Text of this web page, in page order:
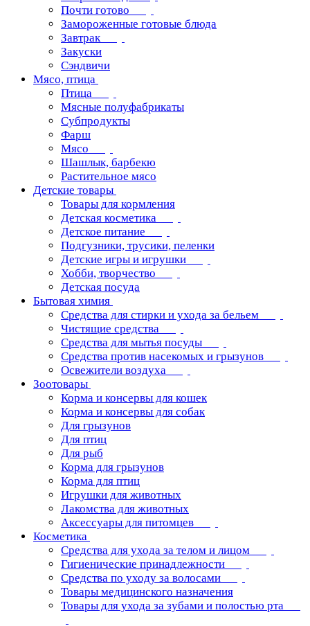
Почти готово
Замороженные готовые блюда
Завтрак
Закуски
Сэндвичи
Мясо, птица
Птица
Мясные полуфабрикаты
Субпродукты
Фарш
Мясо
Шашлык, барбекю
Растительное мясо
Детские товары
Товары для кормления
Детская косметика
Детское питание
Подгузники, трусики, пеленки
Детские игры и игрушки
Хобби, творчество
Детская посуда
Бытовая химия
Средства для стирки и ухода за бельем
Чистящие средства
Средства для мытья посуды
Средства против насекомых и грызунов
Освежители воздуха
Зоотовары
Корма и консервы для кошек
Корма и консервы для собак
Для грызунов
Для птиц
Для рыб
Корма для грызунов
Корма для птиц
Игрушки для животных
Лакомства для животных
Аксессуары для питомцев
Косметика
Средства для ухода за телом и лицом
Гигиенические принадлежности
Средства по уходу за волосами
Товары медицинского назначения
Товары для ухода за зубами и полостью рта